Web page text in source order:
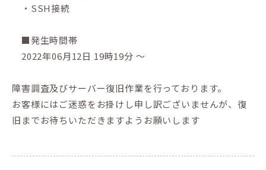
・SSH接続
■発生時間帯
2022年06月12日 19時19分 ～
障害調査及びサーバー復旧作業を行っております。
お客様にはご迷惑をお掛けし申し訳ございませんが、復
旧までお待ちいただきますようお願いします